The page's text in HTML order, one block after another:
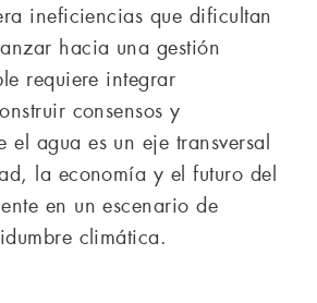
ineficiencias que dificultan
hacia una gestión
requiere integrar
consensos y
el agua es un eje transversal
la economía y el futuro del
en un escenario de
climática.